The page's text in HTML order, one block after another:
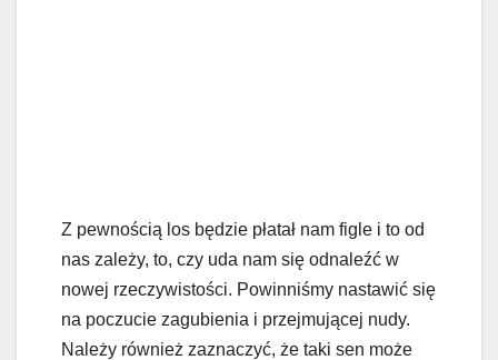
Z pewnością los będzie płatał nam figle i to od
nas zależy, to, czy uda nam się odnaleźć w
nowej rzeczywistości. Powinniśmy nastawić się
na poczucie zagubienia i przejmującej nudy.
Należy również zaznaczyć, że taki sen może